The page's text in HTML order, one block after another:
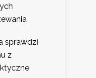
sprawdzi
z